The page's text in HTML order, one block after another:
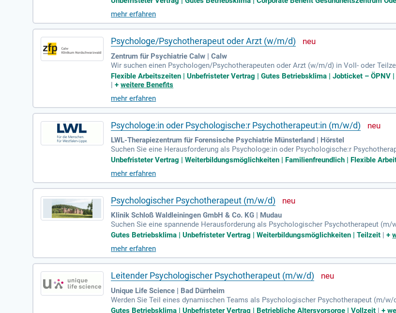
ng ist ein abgeschlossenes Psychologiestudium sowie eine begonnen oder
ieverfahren. Bewerben Sie sich jetzt und gestalten Sie mit uns die Zukunft der
mehr erfahren
Psychologe/Psychotherapeut oder Arzt (w/m/d)
Zentrum für Psychiatrie Calw | Calw
Wir suchen einen Psychologen/Psychotherapeuten oder Arzt (w/m/d) in Voll- oder
endlichen. Ihre Aufgaben umfassen Diagnostik, Kriseninterventionen sowie die
multiprofessionellen Team und nehmen an Fallbesprechungen und Supervisionen teil.
em Arbeiten. Vergütung erfolgt nach TV-Ärzte ZfP mit attraktiven Sozialleistungen des
Flexible Arbeitszeiten | Unbefristeter Vertrag | Gutes Betriebsklima | Jobticket –
|+weitere Benefits
mehr erfahren
Psychologe:in oder Psychologische:r Psychotherapeut:in (m/w/d)
LWL-Therapiezentrum für Forensische Psychiatrie Münsterland | Hörstel
Suchen Sie eine Herausforderung als Psychologe:in oder Psychologische:r
sche Psychiatrie Münsterland bieten wir unbefristete Teilzeit- und Vollzeitstellen zum
bwechslungsreiche Tätigkeiten und Raum für Ihre persönliche Weiterentwicklung. Ihre
und bereichert unser multiprofessionelles Team. Sie betreuen über 160 psychisch
durch. Werden Sie Teil unserer Klinik und gestalten Sie aktiv die Therapieplanung und
Unbefristeter Vertrag | Weiterbildungsmöglichkeiten | Familienfreundlich | Flexible
mehr erfahren
Psychologischer Psychotherapeut (m/w/d)
Klinik Schloß Waldleiningen GmbH & Co. KG | Mudau
Suchen Sie eine spannende Herausforderung als Psychologischer Psychotherapeut
on betreuen Sie Rehabilitanden von der Aufnahme bis zur Entlassung. Ihre Aufgaben
rauma. Profitieren Sie von fairer Bezahlung, strukturierten Einarbeitungen und einer
eten wir Unterkunftsmöglichkeiten in der Nähe des Schlosses für Ihren Komfort.
Gutes Betriebsklima | Unbefristeter Vertrag | Weiterbildungsmöglichkeiten | Teilzeit |+
mehr erfahren
Leitender Psychologischer Psychotherapeut (m/w/d)
Unique Life Science | Bad Dürrheim
Werden Sie Teil eines dynamischen Teams als Psychologischer Psychotherapeut (m/
übernehmen die Anleitung und Supervision von Psychologen in der Aus- und
Gutes Betriebsklima | Unbefristeter Vertrag | Betriebliche Altersvorsorge | Vollzeit |+